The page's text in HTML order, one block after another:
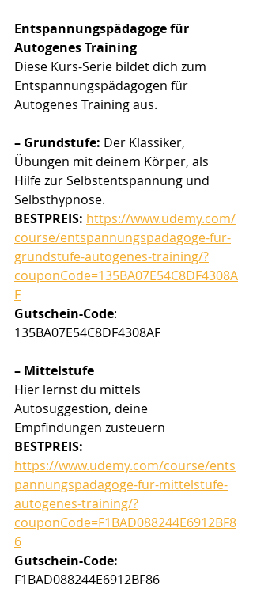
Entspannungspädagoge für
Autogenes Training
Diese Kurs-Serie bildet dich zum
Entspannungspädagogen für
Autogenes Training aus.
– Grundstufe: Der Klassiker,
Übungen mit deinem Körper, als
Hilfe zur Selbstentspannung und
Selbsthypnose.
BESTPREIS: https://www.udemy.com/
course/entspannungspadagoge-fur-
grundstufe-autogenes-training/?
couponCode=135BA07E54C8DF4308A
F
Gutschein-Code:
135BA07E54C8DF4308AF
– Mittelstufe
Hier lernst du mittels
Autosuggestion, deine
Empfindungen zusteuern
BESTPREIS:
https://www.udemy.com/course/ents
pannungspadagoge-fur-mittelstufe-
autogenes-training/?
couponCode=F1BAD088244E6912BF8
6
Gutschein-Code:
F1BAD088244E6912BF86